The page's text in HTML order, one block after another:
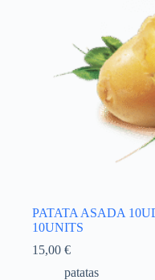
PATATA ASADA
10UNITS
15,00 €
patatas